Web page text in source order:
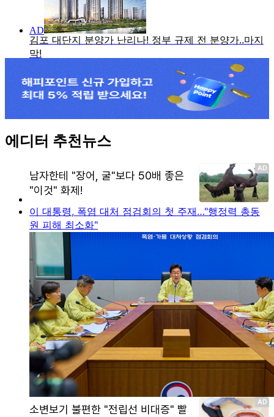
에디터 추천뉴스
이 대통령, 폭염 대처 점검회의 첫 주재…"행정력 총동
원 피해 최소화"